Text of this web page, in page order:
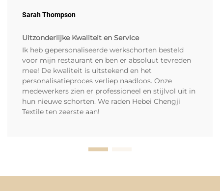
Sarah Thompson
Uitzonderlijke Kwaliteit en Service
Ik heb gepersonaliseerde werkschorten besteld
voor mijn restaurant en ben er absoluut tevreden
mee! De kwaliteit is uitstekend en het
personalisatieproces verliep naadloos. Onze
medewerkers zien er professioneel en stijlvol uit in
hun nieuwe schorten. We raden Hebei Chengji
Textile ten zeerste aan!